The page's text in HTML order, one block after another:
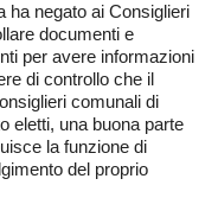
ha negato ai Consiglieri
documenti e
per avere informazioni
di controllo che il
comunali di
eletti, una buona parte
la funzione di
del proprio